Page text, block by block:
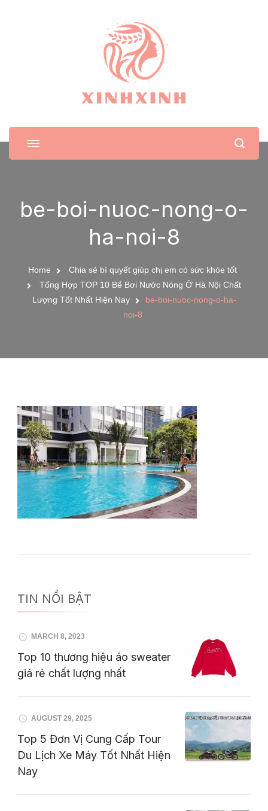
XinhXinh
Trang tin tức cho phái đẹp
be-boi-nuoc-nong-o-
ha-noi-8
Home
Chia sẻ bí quyết giúp chị em có sức khỏe tốt
Tổng Hợp TOP 10 Bể Bơi Nước Nóng Ở Hà Nội Chất
Lượng Tốt Nhất Hiện Nay
be-boi-nuoc-nong-o-ha-
noi-8
TIN NỔI BẬT
MARCH 8, 2023
Top 10 thương hiệu áo sweater
giá rẻ chất lượng nhất
AUGUST 29, 2025
Top 5 Đơn Vị Cung Cấp Tour
Du Lịch Xe Máy Tốt Nhất Hiện
Nay